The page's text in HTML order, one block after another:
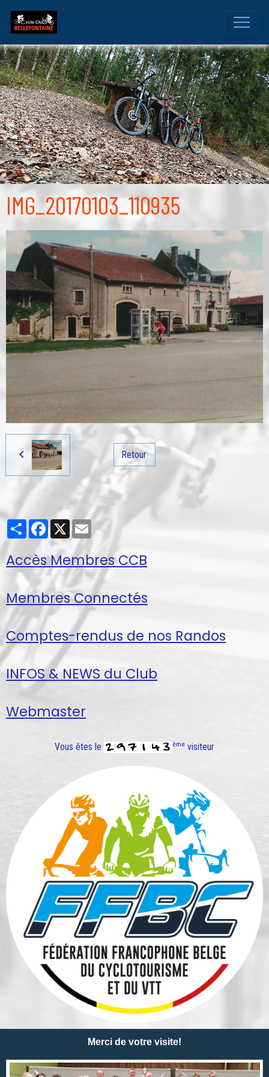
IMG_20170103_110935
Retour
PartagerFacebook
X Email
Accès Membres CCB
Membres Connectés
Comptes-rendus de nos Randos
INFOS & NEWS du Club
Webmaster
Vous êtes le ème visiteur
Merci de votre visite!